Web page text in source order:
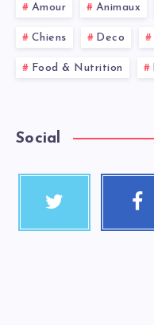
Amour Animaux
Chiens Deco
Food & Nutrition
Social